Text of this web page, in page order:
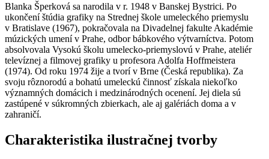
Blanka Šperková sa narodila v r. 1948 v Banskej Bystrici. Po
ukončení štúdia grafiky na Strednej škole umeleckého priemyslu
v Bratislave (1967), pokračovala na Divadelnej fakulte Akadémie
múzických umení v Prahe, odbor bábkového výtvarníctva. Potom
absolvovala Vysokú školu umelecko-priemyslovú v Prahe, ateliér
televíznej a filmovej grafiky u profesora Adolfa Hoffmeistera
(1974). Od roku 1974 žije a tvorí v Brne (Česká republika). Za
svoju rôznorodú a bohatú umeleckú činnosť získala niekoľko
významných domácich i medzinárodných ocenení. Jej diela sú
zastúpené v súkromných zbierkach, ale aj galériách doma a v
zahraničí.
Charakteristika ilustračnej tvorby